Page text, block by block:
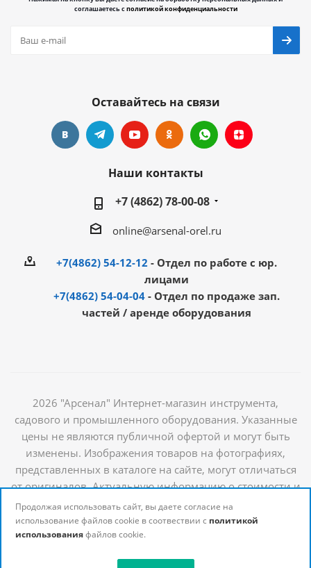
соглашаетесь сполитикой конфиденциальности
Оставайтесь на связи
Наши контакты
+7 (4862) 78-00-08
online@arsenal-orel.ru
+7(4862) 54-12-12 - Отдел по работе с юр.
лицами
+7(4862) 54-04-04 - Отдел по продаже зап.
частей / аренде оборудования
2026 "Арсенал" Интернет-магазин инструмента,
садового и промышленного оборудования. Указанные
цены не являются публичной офертой и могут быть
изменены. Изображения товаров на фотографиях,
представленных в каталоге на сайте, могут отличаться
от оригиналов. Актуальную информацию о стоимости и
наличии товаров можно получить у наших
менеджеров
Продолжая использовать сайт, вы даете согласие на
использование файлов cookie в соотвествии с политикой
использованияфайлов cookie.